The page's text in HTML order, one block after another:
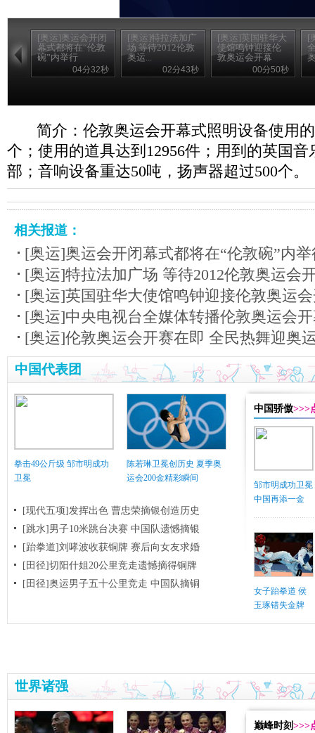
[奥运]奥运会开闭
幕式都将在“伦敦
碗”内举行
04分32秒
[奥运]特拉法加广
场 等待2012伦敦
奥运...
02分43秒
[奥运]英国驻华大
使馆鸣钟迎接伦
敦奥运会开幕
00分50秒
[
简介：伦敦奥运会开幕式照明设备使用
个；使用的道具达到12956件；用到的英国音
部；音响设备重达50吨，扬声器超过500个。
相关报道：
[奥运]奥运会开闭幕式都将在“伦敦碗”内举
[奥运]特拉法加广场 等待2012伦敦奥运会
[奥运]英国驻华大使馆鸣钟迎接伦敦奥运
[奥运]中央电视台全媒体转播伦敦奥运会
[奥运]伦敦奥运会开赛在即 全民热舞迎奥
中国代表团
拳击49公斤级 邹市明成功
卫冕
陈若琳卫冕创历史 夏季奥
运会200金精彩瞬间
[现代五项]发挥出色 曹忠荣摘银创造历史
[跳水]男子10米跳台决赛 中国队遗憾摘银
[跆拳道]刘哮波收获铜牌 赛后向女友求婚
[田径]切阳什姐20公里竞走遗憾摘得铜牌
[田径]奥运男子五十公里竞走 中国队摘铜
中国骄傲>>>
邹市明成功卫冕
中国再添一金
女子跆拳道 侯
玉琢错失金牌
世界诸强
巅峰时刻>>>